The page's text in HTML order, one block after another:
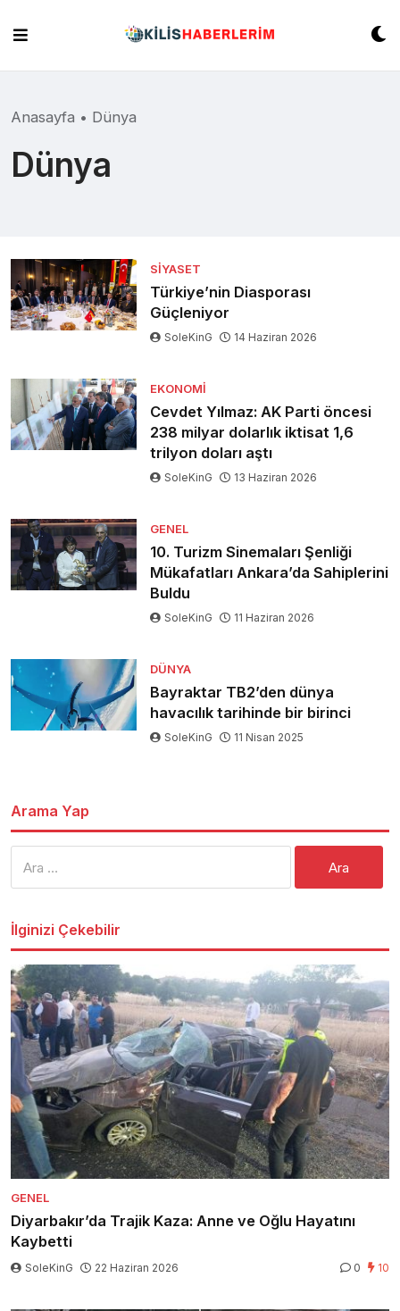
content
Anasayfa • Dünya
Dünya
SIYASET
Türkiye’nin Diasporası
Güçleniyor
SoleKinG 14 Haziran 2026
EKONOMI
Cevdet Yılmaz: AK Parti öncesi
238 milyar dolarlık iktisat 1,6
trilyon doları aştı
SoleKinG 13 Haziran 2026
GENEL
10. Turizm Sinemaları Şenliği
Mükafatları Ankara’da Sahiplerini
Buldu
SoleKinG 11 Haziran 2026
DÜNYA
Bayraktar TB2’den dünya
havacılık tarihinde bir birinci
SoleKinG 11 Nisan 2025
Arama Yap
İlginizi Çekebilir
GENEL
Diyarbakır’da Trajik Kaza: Anne ve Oğlu Hayatını
Kaybetti
SoleKinG 22 Haziran 2026 0 10